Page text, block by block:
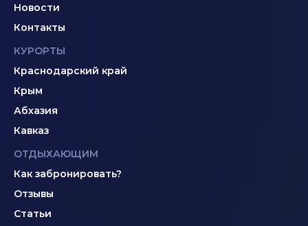
Новости
Контакты
КУРОРТЫ
Краснодарский край
Крым
Абхазия
Кавказ
ОТДЫХАЮЩИМ
Как забронировать?
Отзывы
Статьи